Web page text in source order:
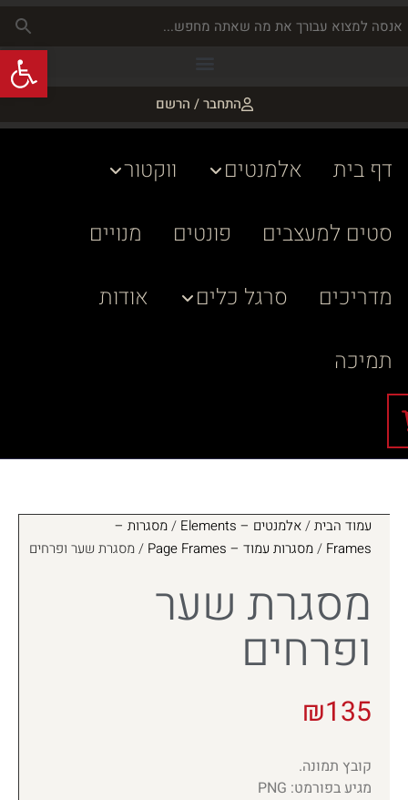
התחבר / הרשם
דף בית אלמנטים
ווקטור
סטים למעצבים
פונטים
מנויים
מדריכים
סרגל כלים
אודות
תמיכה
עמוד הבית/אלמנטים – Elements /מסגרות –
Frames
/מסגרות עמוד – Page Frames / מסגרת שער ופרחים
מסגרת שער
ופרחים
₪135
קובץ תמונה.
מגיע בפורמט: PNG